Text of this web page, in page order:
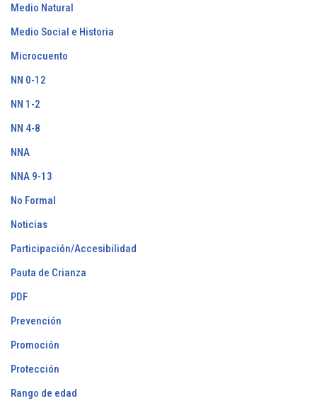
Medio Natural
Medio Social e Historia
Microcuento
NN 0-12
NN 1-2
NN 4-8
NNA
NNA 9-13
No Formal
Noticias
Participación/Accesibilidad
Pauta de Crianza
PDF
Prevención
Promoción
Protección
Rango de edad